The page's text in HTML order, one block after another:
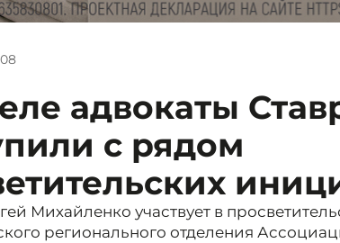
адвокаты
с рядом
Михайленко участвует в
регионального отделения